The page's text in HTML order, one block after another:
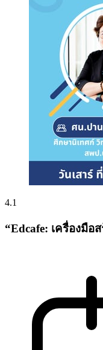
4.1
“Edcafe: เครื่องมือ